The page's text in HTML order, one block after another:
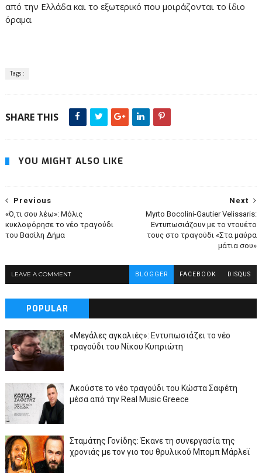
από την Ελλάδα και το εξωτερικό που μοιράζονται το ίδιο
όραμα.
Tags :
SHARE THIS
YOU MIGHT ALSO LIKE
Next
Myrto Bocolini-Gautier Velissaris:
Εντυπωσιάζουν με το ντουέτο
τους στο τραγούδι «Στα μαύρα
μάτια σου»
Previous
«Ό,τι σου λέω»: Μόλις
κυκλοφόρησε το νέο τραγούδι
του Βασίλη Δήμα
LEAVE A COMMENT BLOGGER FACEBOOK DISQUS
POPULAR
«Μεγάλες αγκαλιές»: Εντυπωσιάζει το νέο
τραγούδι του Νίκου Κυπριώτη
Ακούστε το νέο τραγούδι του Κώστα Σαφέτη
μέσα από την Real Music Greece
Σταμάτης Γονίδης: Έκανε τη συνεργασία της
χρονιάς με τον γιο του θρυλικού Μπομπ Μάρλεϊ